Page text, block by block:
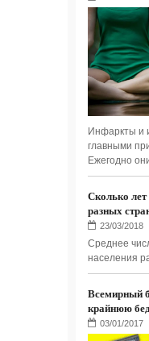
Инфаркты и
главными
Ежегодно
Сколько
разных
Среднее
населения
Всемирный
крайнюю